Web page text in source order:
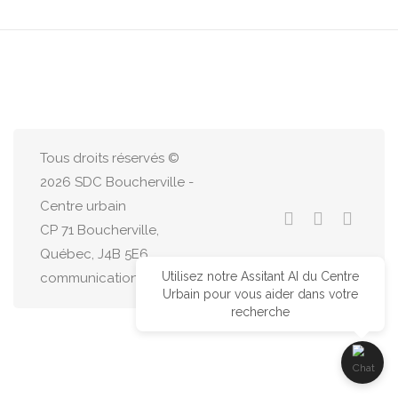
Tous droits réservés ©
2026 SDC Boucherville -
Centre urbain
CP 71 Boucherville,
Québec, J4B 5E6
communications@centreurbain.caUtilisez notre Assitant AI du Centre
Urbain pour vous aider dans votre
recherche